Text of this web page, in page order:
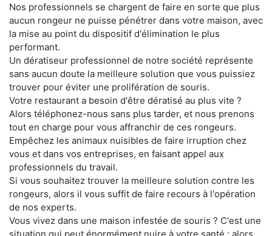
Nos professionnels se chargent de faire en sorte que plus
aucun rongeur ne puisse pénétrer dans votre maison, avec
la mise au point du dispositif d'élimination le plus
performant.
Un dératiseur professionnel de notre société représente
sans aucun doute la meilleure solution que vous puissiez
trouver pour éviter une prolifération de souris.
Votre restaurant a besoin d'être dératisé au plus vite ?
Alors téléphonez-nous sans plus tarder, et nous prenons
tout en charge pour vous affranchir de ces rongeurs.
Empêchez les animaux nuisibles de faire irruption chez
vous et dans vos entreprises, en faisant appel aux
professionnels du travail.
Si vous souhaitez trouver la meilleure solution contre les
rongeurs, alors il vous suffit de faire recours à l'opération
de nos experts.
Vous vivez dans une maison infestée de souris ? C'est une
situation qui peut énormément nuire à votre santé ; alors